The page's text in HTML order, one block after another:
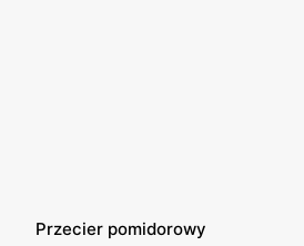
Przecier pomidorowy